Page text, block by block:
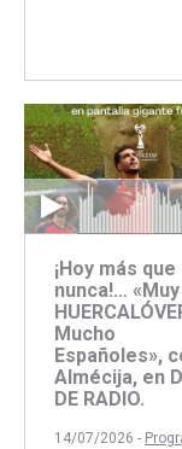
¡Hoy más que
nunca!… «Muy
Mucho
Españoles»,
Almécija, en
DE RADIO.
14/07/2026 -